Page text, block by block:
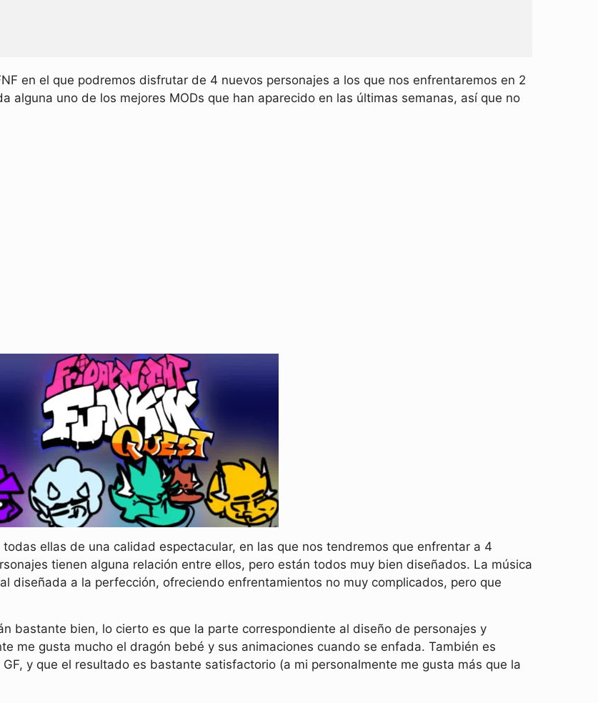
en el que podremos disfrutar de 4 nuevos personajes a los que nos enfrentaremos en 2
alguna uno de los mejores MODs que han aparecido en las últimas semanas, así que no
ellas de una calidad espectacular, en las que nos tendremos que enfrentar a 4
tienen alguna relación entre ellos, pero están todos muy bien diseñados. La música
diseñada a la perfección, ofreciendo enfrentamientos no muy complicados, pero que
bastante bien, lo cierto es que la parte correspondiente al diseño de personajes y
me gusta mucho el dragón bebé y sus animaciones cuando se enfada. También es
y que el resultado es bastante satisfactorio (a mi personalmente me gusta más que la